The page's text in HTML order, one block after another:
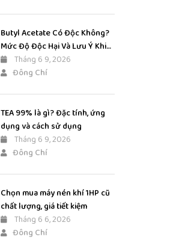
Butyl Acetate Có Độc Không?
Mức Độ Độc Hại Và Lưu Ý Khi
Sử Dụng
Tháng 6 9, 2026
Đông Chí
TEA 99% là gì? Đặc tính, ứng
dụng và cách sử dụng
Tháng 6 9, 2026
Đông Chí
Chọn mua máy nén khí 1HP cũ
chất lượng, giá tiết kiệm
Tháng 6 6, 2026
Đông Chí